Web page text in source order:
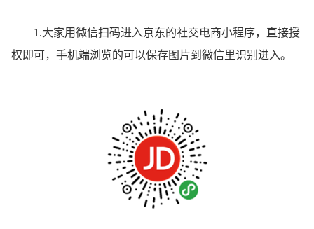
1.大家用微信扫码进入京东的社交电商小程序，直接授
权即可，手机端浏览的可以保存图片到微信里识别进入。